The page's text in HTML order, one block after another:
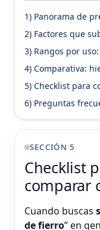
1) Panorama de
2) Factores que
3) Rangos por
4) Comparativa:
5) Checklist para
6) Preguntas
SECCIÓN 5
Checklist
comparar
Cuando buscas
de fierro” en